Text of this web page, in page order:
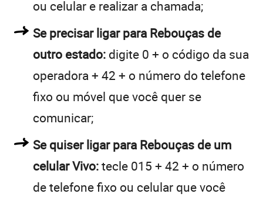
ou celular e realizar a chamada;
Se precisar ligar para Rebouças de
outro estado: digite 0 + o código da sua
operadora + 42 + o número do telefone
fixo ou móvel que você quer se
comunicar;
Se quiser ligar para Rebouças de um
celular Vivo:tecle 015 + 42 + o número
de telefone fixo ou celular que você